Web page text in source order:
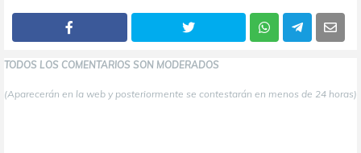
TODOS LOS COMENTARIOS SON MODERADOS
(Aparecerán en la web y posteriormente se contestarán en menos de 24 horas)